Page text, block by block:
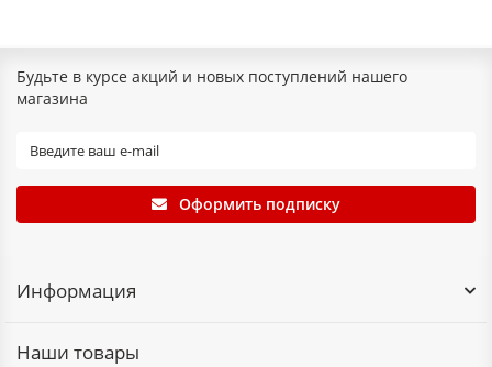
Будьте в курсе акций и новых поступлений нашего
магазина
Оформить подписку
Информация
Наши товары